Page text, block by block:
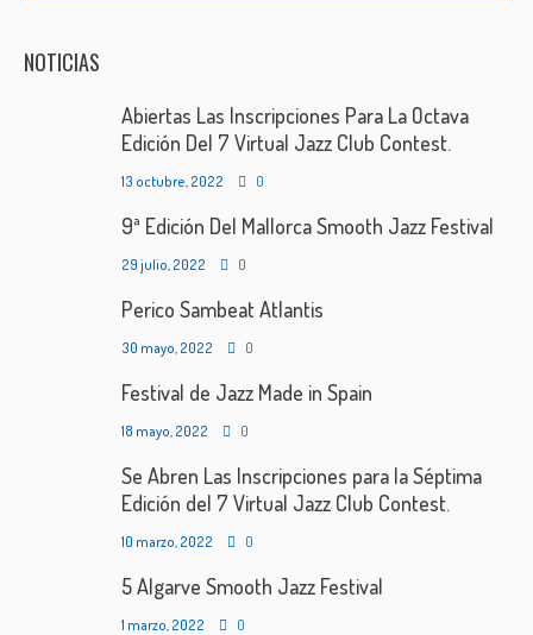
NOTICIAS
Abiertas Las Inscripciones Para La Octava
Edición Del 7 Virtual Jazz Club Contest.
13 octubre, 2022 0
9ª Edición Del Mallorca Smooth Jazz Festival
29 julio, 2022 0
Perico Sambeat Atlantis
30 mayo, 2022 0
Festival de Jazz Made in Spain
18 mayo, 2022 0
Se Abren Las Inscripciones para la Séptima
Edición del 7 Virtual Jazz Club Contest.
10 marzo, 2022 0
5 Algarve Smooth Jazz Festival
1 marzo, 2022 0